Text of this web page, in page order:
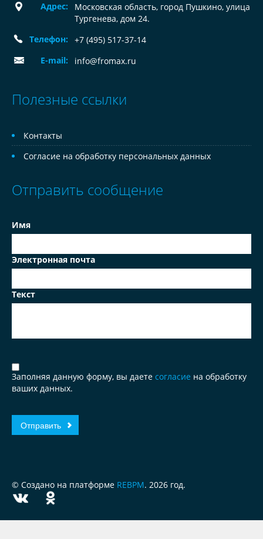
Адрес:
Московская область, город Пушкино, улица
Тургенева, дом 24.
Телефон:
+7 (495) 517-37-14
E-mail:
info@fromax.ru
Полезные ссылки
Контакты
Согласие на обработку персональных данных
Отправить сообщение
Имя
Электронная почта
Текст
Заполняя данную форму, вы даете согласие на обработку
ваших данных.
© Создано на платформе REBPM. 2026 год.